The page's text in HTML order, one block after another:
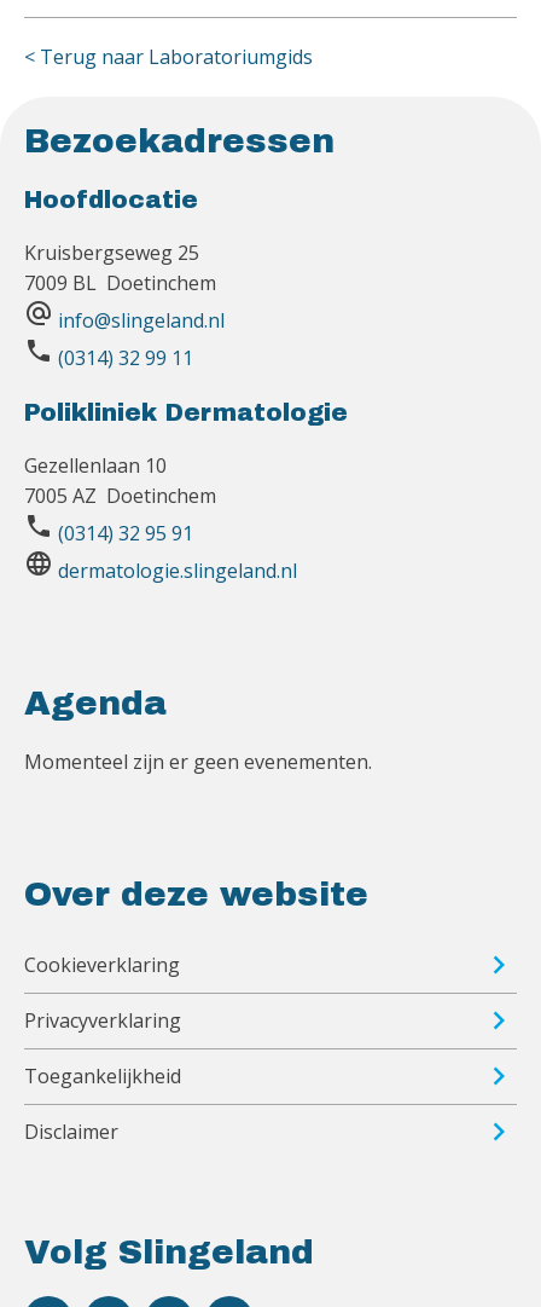
< Terug naar Laboratoriumgids
Bezoekadressen
Hoofdlocatie
Kruisbergseweg 25
7009 BL Doetinchem
alternate_email info@slingeland.nl
phone (0314) 32 99 11
Polikliniek Dermatologie
Gezellenlaan 10
7005 AZ Doetinchem
phone (0314) 32 95 91
language dermatologie.slingeland.nl
Volg Slingeland
Agenda
Momenteel zijn er geen evenementen.
Over deze website
Cookieverklaring
Privacyverklaring
Toegankelijkheid
Disclaimer